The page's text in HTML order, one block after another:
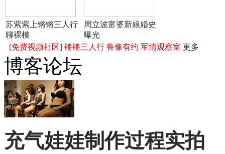
苏紫紫上锵锵三人行
聊裸模
周立波富婆新娘婚史
曝光
[免费视频社区] 锵锵三人行 鲁豫有约 军情观察室 更多
博客论坛
充气娃娃制作过程实拍